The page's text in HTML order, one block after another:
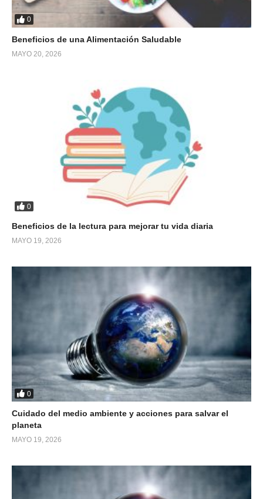
0
Beneficios de una Alimentación Saludable
MAYO 20, 2026
0
Beneficios de la lectura para mejorar tu vida diaria
MAYO 19, 2026
0
Cuidado del medio ambiente y acciones para salvar el
planeta
MAYO 19, 2026